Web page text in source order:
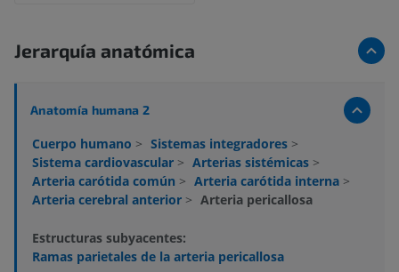
Jerarquía anatómica
Anatomía humana 2
Cuerpo humano > Sistemas integradores >
Sistema cardiovascular > Arterias sistémicas >
Arteria carótida común > Arteria carótida interna >
Arteria cerebral anterior > Arteria pericallosa
Estructuras subyacentes:
Ramas parietales de la arteria pericallosa